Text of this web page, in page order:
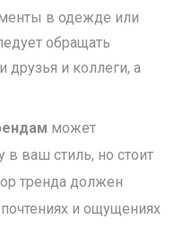
в одежде или
обращать
друзья и коллеги, а
может
в ваш стиль, но стоит
тренда должен
и ощущениях